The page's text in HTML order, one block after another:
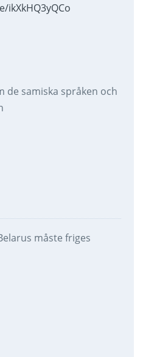
de samiska språken och
måste friges